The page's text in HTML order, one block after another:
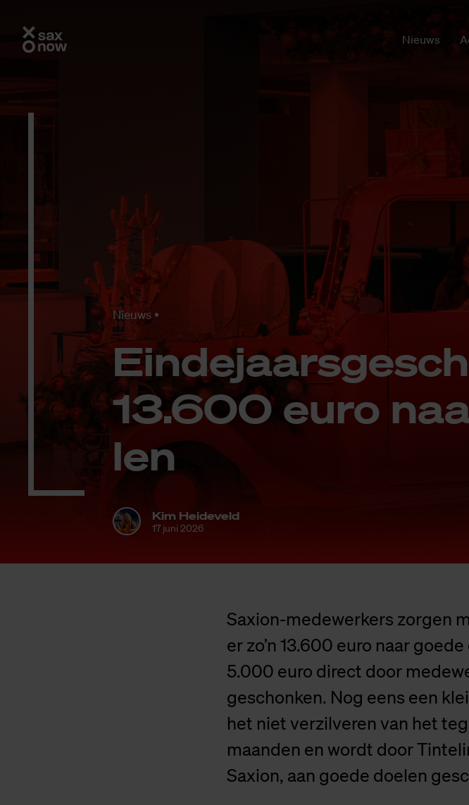
Nieuws
Nieuws
13.600 euro
len
Kim Heideveld
17 juni 2026
Saxion-medewerkers zorgen
er zo’n 13.600 euro naar
5.000 euro direct door
geschonken. Nog eens een
het niet verzilveren van het
maanden en wordt door
Saxion, aan goede doelen